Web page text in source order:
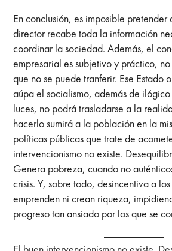
En conclusión, es imposible
director recabe toda la información
coordinar la sociedad. Además, el
empresarial es subjetivo y práctico,
que no se puede tranferir. Ese Estado
aúpa el socialismo, además de
luces, no podrá trasladarse a la
hacerlo sumirá a la población en la
políticas públicas que trate de
intervencionismo no existe.
Genera pobreza, cuando no
crisis. Y, sobre todo, desincentiva a
emprenden ni crean riqueza,
progreso tan ansiado por los que se